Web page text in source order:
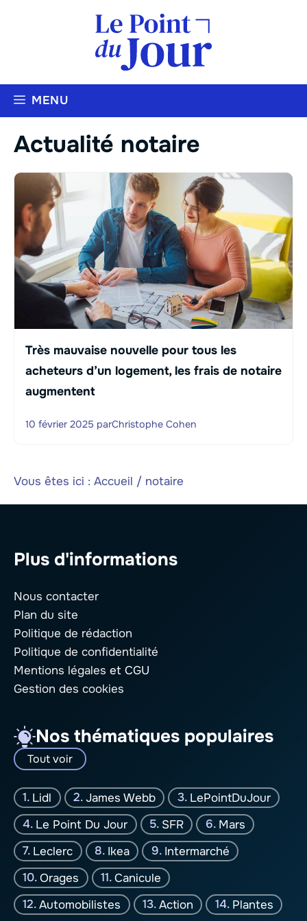
MENU
Actualité notaire
Très mauvaise nouvelle pour tous les
acheteurs d’un logement, les frais de notaire
augmentent
10 février 2025 parChristophe Cohen
Vous êtes ici : Accueil / notaire
Plus d'informations
Nous contacter
Plan du site
Politique de rédaction
Politique de confidentialité
Mentions légales et CGU
Gestion des cookies
Nos thématiques populaires
Tout voir
Lidl James Webb
LePointDuJour
Le Point Du Jour
SFR
Mars
Leclerc
Ikea
Intermarché
Orages
Canicule
Automobilistes
Action Plantes